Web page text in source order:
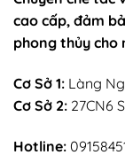
cao cấp, đảm
phong thủy cho
Cơ Sở 1: Làng
Cơ Sở 2: 27CN6
Hotline: